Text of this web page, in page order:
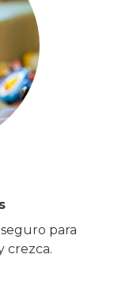
para
crezca.